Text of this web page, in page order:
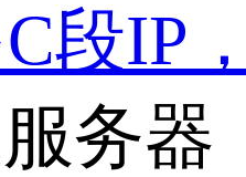
段IP
务器